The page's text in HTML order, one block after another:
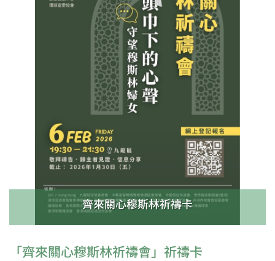
齊來關心穆斯林祈禱卡
「齊來關心穆斯林祈禱會」祈禱卡